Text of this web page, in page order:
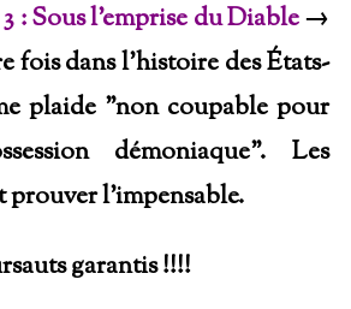
: Sous l’emprise du Diable→
fois dans l’histoire des États-
plaide "non coupable pour
démoniaque". Les
l'impensable.
garantis !!!!